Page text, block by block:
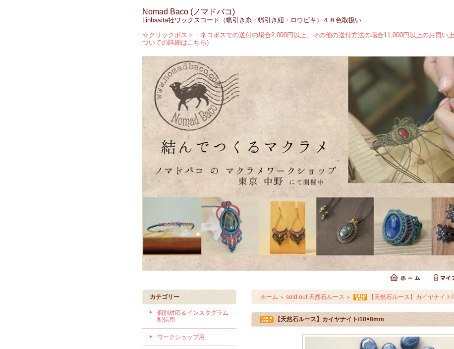
Nomad Baco (ノマドバコ)
Linhasita社ワックスコード（蝋引き糸・蝋引き紐・ロウビキ）４８色取扱い
☆クリックポスト・ネコポスでの送付の場合2,000円以上、その他の送付方法の場合11,000円以上のお買い
ついての詳細はこちら)
カテゴリー
個別対応＆インスタグラム
配信用
ワークショップ用
ホーム ＞ sold out 天然石ルース ＞ 【天然石ルース】カイヤナイ
【天然石ルース】カイヤナイト/10×8mm